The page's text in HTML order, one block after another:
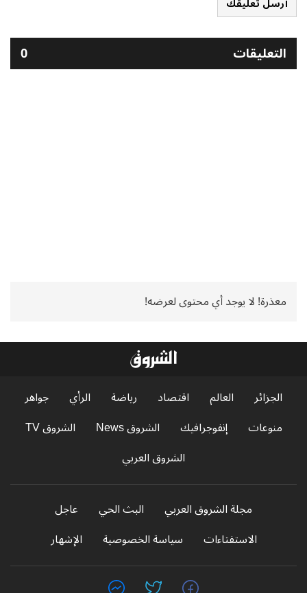
أرسل تعليقك
التعليقات 0
معذرة! لا يوجد أي محتوى لعرضه!
الجزائر العالم اقتصاد رياضة الرأي
جواهر
منوعات
إنفوجرافيك الشروق News
الشروق TV
الشروق العربي
مجلة الشروق العربي البث الحي
عاجل
الاستفتاءات
سياسة الخصوصية الإشهار